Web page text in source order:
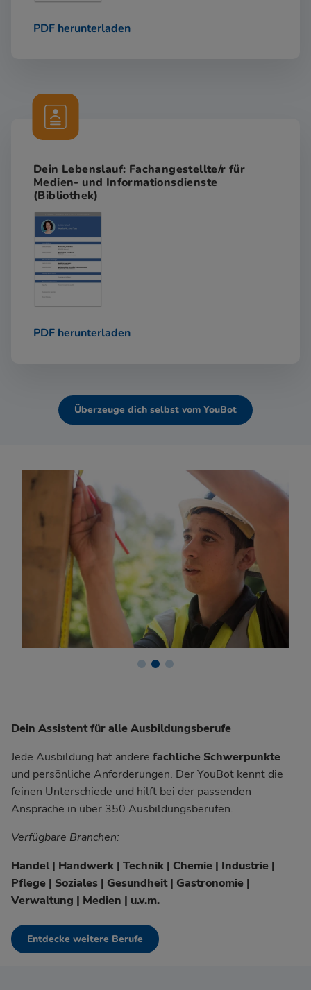
PDF herunterladen
Dein Lebenslauf: Fachangestellte/r für
Medien- und Informationsdienste
(Bibliothek)
PDF herunterladen
Überzeuge dich selbst vom YouBot
Dein Assistent für alle Ausbildungsberufe
Jede Ausbildung hat andere fachliche Schwerpunkte
und persönliche Anforderungen. Der YouBot kennt die
feinen Unterschiede und hilft bei der passenden
Ansprache in über 350 Ausbildungsberufen.
Verfügbare Branchen:
Handel | Handwerk | Technik | Chemie | Industrie |
Pflege | Soziales | Gesundheit | Gastronomie |
Verwaltung | Medien | u.v.m.
Entdecke weitere Berufe